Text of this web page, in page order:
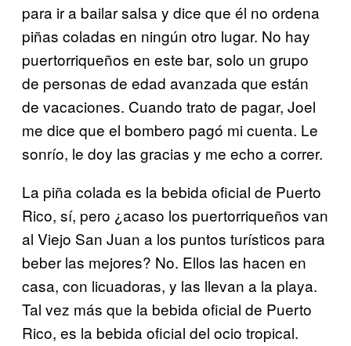
para ir a bailar salsa y dice que él no ordena
piñas coladas en ningún otro lugar. No hay
puertorriqueños en este bar, solo un grupo
de personas de edad avanzada que están
de vacaciones. Cuando trato de pagar, Joel
me dice que el bombero pagó mi cuenta. Le
sonrío, le doy las gracias y me echo a correr.
La piña colada es la bebida oficial de Puerto
Rico, sí, pero ¿acaso los puertorriqueños van
al Viejo San Juan a los puntos turísticos para
beber las mejores? No. Ellos las hacen en
casa, con licuadoras, y las llevan a la playa.
Tal vez más que la bebida oficial de Puerto
Rico, es la bebida oficial del ocio tropical.